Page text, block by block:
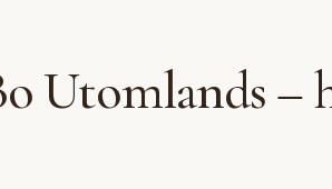
Utomlands –